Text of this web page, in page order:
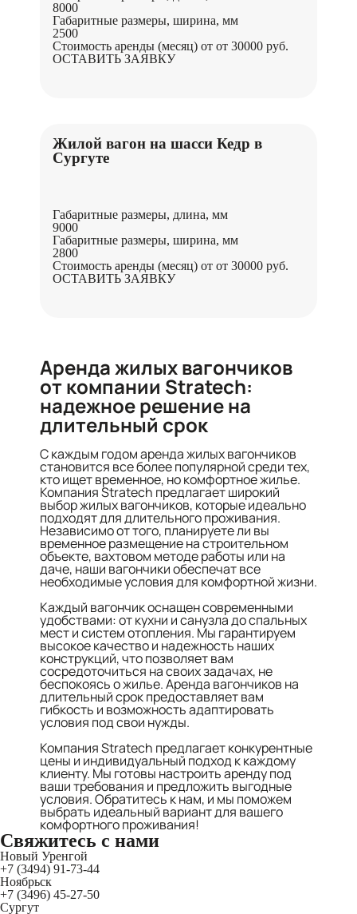
8000
Габаритные размеры, ширина, мм
2500
Стоимость аренды (месяц) от от 30000 руб.
ОСТАВИТЬ ЗАЯВКУ
Жилой вагон на шасси Кедр в
Сургуте
Габаритные размеры, длина, мм
9000
Габаритные размеры, ширина, мм
2800
Стоимость аренды (месяц) от от 30000 руб.
ОСТАВИТЬ ЗАЯВКУ
Аренда жилых вагончиков
от компании Stratech:
надежное решение на
длительный срок
С каждым годом аренда жилых вагончиков
становится все более популярной среди тех,
кто ищет временное, но комфортное жилье.
Компания Stratech предлагает широкий
выбор жилых вагончиков, которые идеально
подходят для длительного проживания.
Независимо от того, планируете ли вы
временное размещение на строительном
объекте, вахтовом методе работы или на
даче, наши вагончики обеспечат все
необходимые условия для комфортной жизни.
Каждый вагончик оснащен современными
удобствами: от кухни и санузла до спальных
мест и систем отопления. Мы гарантируем
высокое качество и надежность наших
конструкций, что позволяет вам
сосредоточиться на своих задачах, не
беспокоясь о жилье. Аренда вагончиков на
длительный срок предоставляет вам
гибкость и возможность адаптировать
условия под свои нужды.
Компания Stratech предлагает конкурентные
цены и индивидуальный подход к каждому
клиенту. Мы готовы настроить аренду под
ваши требования и предложить выгодные
условия. Обратитесь к нам, и мы поможем
выбрать идеальный вариант для вашего
комфортного проживания!
Свяжитесь с нами
Новый Уренгой
+7 (3494) 91-73-44
Ноябрьск
+7 (3496) 45-27-50
Сургут